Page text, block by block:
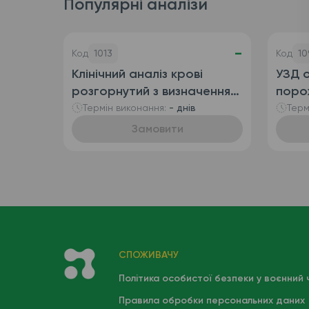
Код 1013 -
Клінічний аналіз крові
розгорнутий з визначенням
ретикулоцитів
(автоматизований + ручна
Термін виконання: - днів
Замовити
Код
УЗД
СПОЖИВАЧУ
Політика особистої безпеки у воєнний
Правила обробки персональних даних